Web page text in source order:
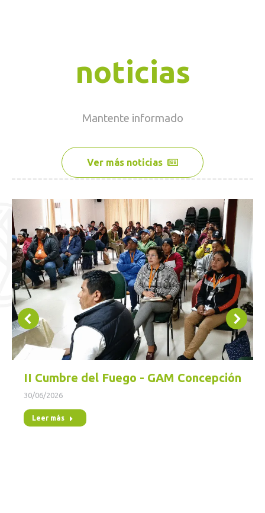
noticias
Mantente informado
Ver más noticias
II Cumbre del Fuego - GAM Concepción
30/06/2026
Leer más